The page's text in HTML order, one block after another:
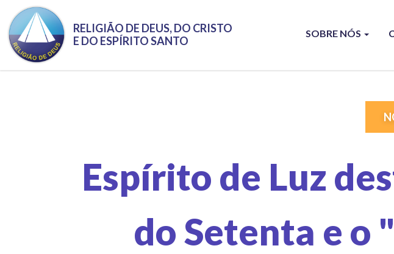
Pular para o conteúdo principal
RELIGIÃO DE DEUS, DO CRISTO
E DO ESPÍRITO SANTO
SOBRE NÓS
Espírito de Luz
do Setenta e o